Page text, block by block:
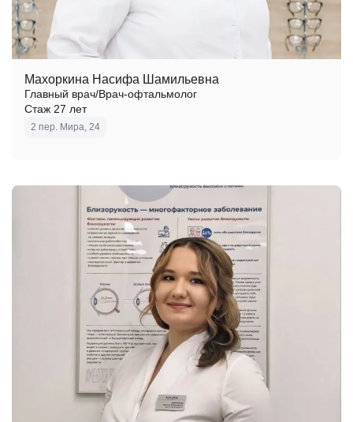
Махоркина Насифа Шамильевна
Главный врач/Врач-офтальмолог
Стаж 27 лет
2 пер. Мира, 24